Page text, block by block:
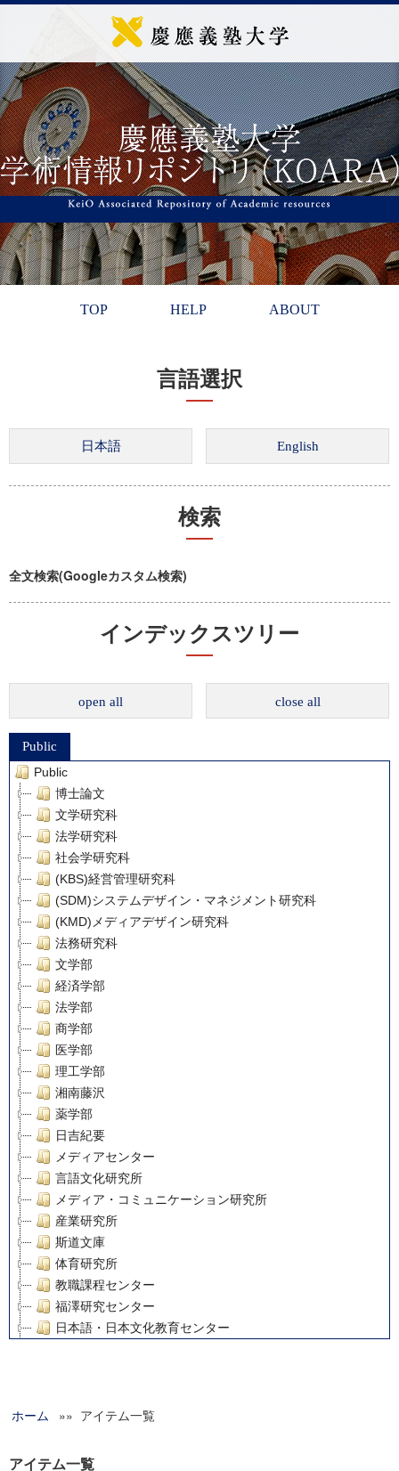
TOP HELP ABOUT
言語選択
検索
全文検索(Googleカスタム検索)
インデックスツリー
open all close all
Public
Public
博士論文
文学研究科
法学研究科
社会学研究科
(KBS)経営管理研究科
(SDM)システムデザイン・マネジメント研究科
(KMD)メディアデザイン研究科
法務研究科
文学部
経済学部
法学部
商学部
医学部
理工学部
湘南藤沢
薬学部
日吉紀要
メディアセンター
言語文化研究所
メディア・コミュニケーション研究所
産業研究所
斯道文庫
体育研究所
教職課程センター
福澤研究センター
日本語・日本文化教育センター
グローバルリサーチインスティテュート
科学研究費補助金研究成果報告書
ホーム »» アイテム一覧
アイテム一覧